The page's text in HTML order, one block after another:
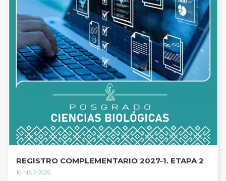
REGISTRO COMPLEMENTARIO 2027-1. ETAPA 2
10-MAR-2026